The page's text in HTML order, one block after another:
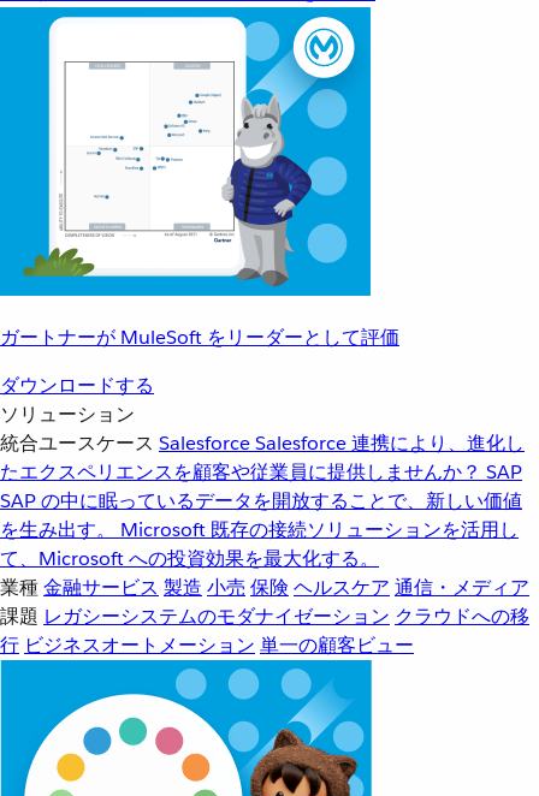
ガートナーが MuleSoft をリーダーとして評価
ダウンロードする
ソリューション
統合ユースケース SalesforceSalesforce 連携により、進化し
たエクスペリエンスを顧客や従業員に提供しませんか？ SAP
SAP の中に眠っているデータを開放することで、新しい価値
を生み出す。
Microsoft 既存の接続ソリューションを活用し
て、Microsoft への投資効果を最大化する。
業種金融サービス 製造 小売 保険 ヘルスケア 通信・メディア
課題 レガシーシステムのモダナイゼーション クラウドへの移
行 ビジネスオートメーション 単一の顧客ビュー